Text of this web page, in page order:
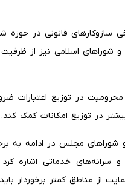
سازوکارهای قانونی در حوزه
و شوراهای اسلامی نیز از
در توزیع اعتبارات
در توزیع امکانات کمک کند.
مجلس در ادامه به
سرانه‌های خدماتی اشاره
از مناطق کمتر برخوردار باید